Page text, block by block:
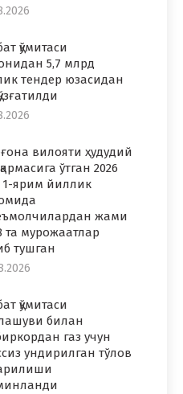
қўмитаси
5,7 млрд
тендер юзасидан
вилояти ҳудудий
ўтган 2026
ярим йиллик
жами
та мурожаатлар
тушган
қўмитаси
билан
газ учун
ундирилган тўлов